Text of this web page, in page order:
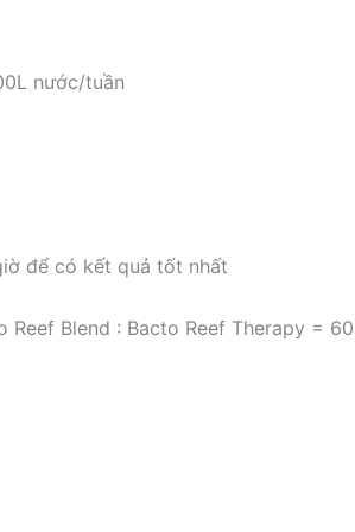
nước/tuần
để có kết quả tốt nhất
Blend : Bacto Reef Therapy =